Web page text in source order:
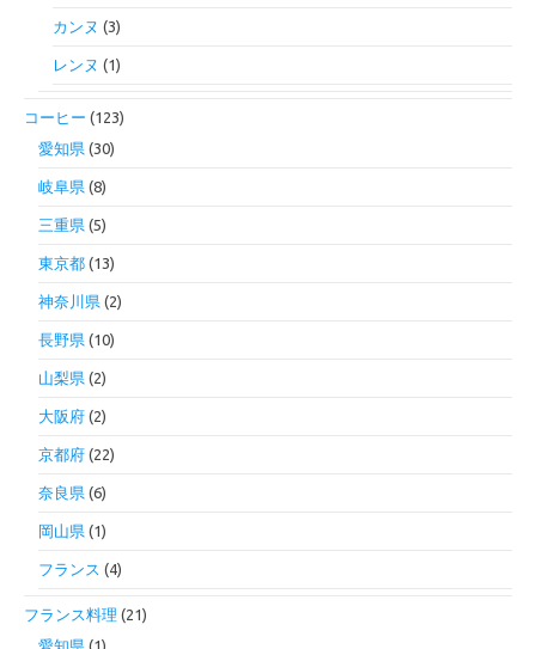
カンヌ (3)
レンヌ (1)
コーヒー (123)
愛知県 (30)
岐阜県 (8)
三重県 (5)
東京都 (13)
神奈川県 (2)
長野県 (10)
山梨県 (2)
大阪府 (2)
京都府 (22)
奈良県 (6)
岡山県 (1)
フランス (4)
フランス料理 (21)
愛知県 (1)